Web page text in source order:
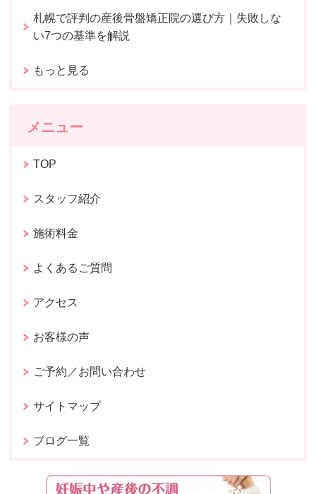
札幌で評判の産後骨盤矯正院の選び方｜失敗しな
い7つの基準を解説
もっと見る
メニュー
TOP
スタッフ紹介
施術料金
よくあるご質問
アクセス
お客様の声
ご予約／お問い合わせ
サイトマップ
ブログ一覧